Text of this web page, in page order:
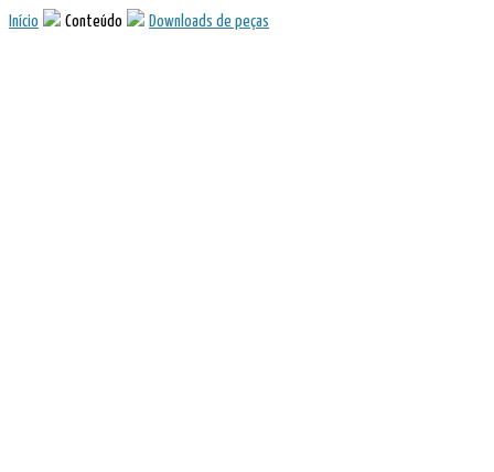
Início Conteúdo Downloads de peças